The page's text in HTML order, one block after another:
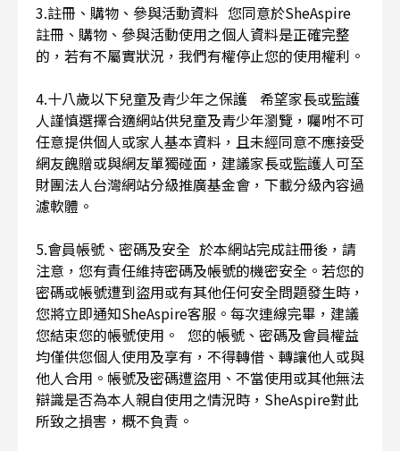
3.註冊、購物、參與活動資料 您同意於SheAspire
註冊、購物、參與活動使用之個人資料是正確完整
的，若有不屬實狀況，我們有權停止您的使用權利。
4.十八歲以下兒童及青少年之保護 希望家長或監護
人謹慎選擇合適網站供兒童及青少年瀏覽，囑咐不可
任意提供個人或家人基本資料，且未經同意不應接受
網友餽贈或與網友單獨碰面，建議家長或監護人可至
財團法人台灣網站分級推廣基金會，下載分級內容過
濾軟體。
5.會員帳號、密碼及安全 於本網站完成註冊後，請
注意，您有責任維持密碼及帳號的機密安全。若您的
密碼或帳號遭到盜用或有其他任何安全問題發生時，
您將立即通知SheAspire客服。每次連線完畢，建議
您結束您的帳號使用。 您的帳號、密碼及會員權益
均僅供您個人使用及享有，不得轉借、轉讓他人或與
他人合用。帳號及密碼遭盜用、不當使用或其他無法
辯識是否為本人親自使用之情況時，SheAspire對此
所致之損害，概不負責。